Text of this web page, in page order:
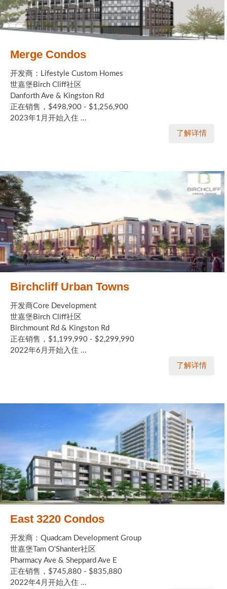
Merge Condos
开发商：Lifestyle Custom Homes
世嘉堡Birch Cliff社区
Danforth Ave & Kingston Rd
正在销售，$498,900 - $1,256,900
2023年1月开始入住 ...
了解详情
Birchcliff Urban Towns
开发商Core Development
世嘉堡Birch Cliff社区
Birchmount Rd & Kingston Rd
正在销售，$1,199,990 - $2,299,990
2022年6月开始入住 ...
了解详情
East 3220 Condos
开发商：Quadcam Development Group
世嘉堡Tam O'Shanter社区
Pharmacy Ave & Sheppard Ave E
正在销售，$745,880 - $835,880
2022年4月开始入住 ...